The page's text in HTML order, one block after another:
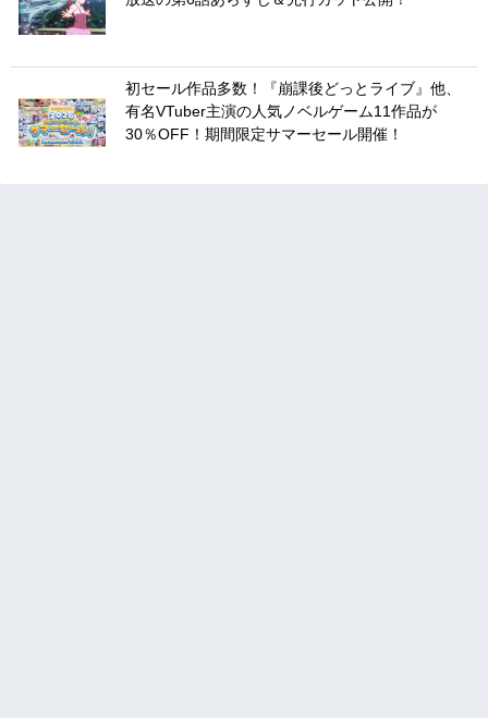
初セール作品多数！『崩課後どっとライブ』他、
有名VTuber主演の人気ノベルゲーム11作品が
30％OFF！期間限定サマーセール開催！